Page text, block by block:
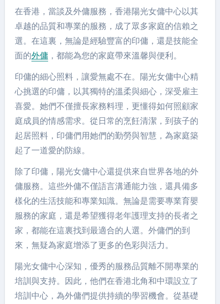
在香港，當談及外傭服務，香港陽光女傭中心以其
卓越的品質和專業的服務，成了眾多家庭的信賴之
選。在這裏，無論是經驗豐富的印傭，還是技能全
面的外傭，都能為您的家庭帶來溫馨與便利。
印傭的細心照料，讓愛無處不在。陽光女傭中心精
心挑選的印傭，以其獨特的溫柔與細心，深受雇主
喜愛。她們不僅擅長家務料理，更懂得如何照顧家
庭成員的情感需求。從日常的烹飪清潔，到孩子的
起居照料，印傭們用她們的勤勞與智慧，為家庭築
起了一道愛的防線。
除了印傭，陽光女傭中心還提供來自世界各地的外
傭服務。這些外傭不僅語言溝通能力強，還具備多
樣化的生活技能和專業知識。無論是需要專業育嬰
服務的家庭，還是希望獲得老年護理支持的長者之
家，都能在這裏找到最適合的人選。外傭們的到
來，無疑為家庭增添了更多的色彩與活力。
陽光女傭中心深知，優秀的服務品質離不開專業的
培訓與支持。因此，他們在香港北角和中環設立了
培訓中心，為外傭們提供持續的學習機會。從基礎